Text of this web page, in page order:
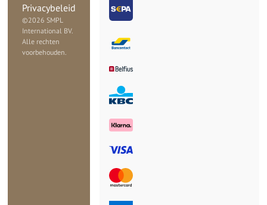
Privacybeleid
©2026 SMPL
International BV.
Alle rechten
voorbehouden.